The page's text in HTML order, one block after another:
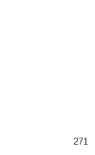
271